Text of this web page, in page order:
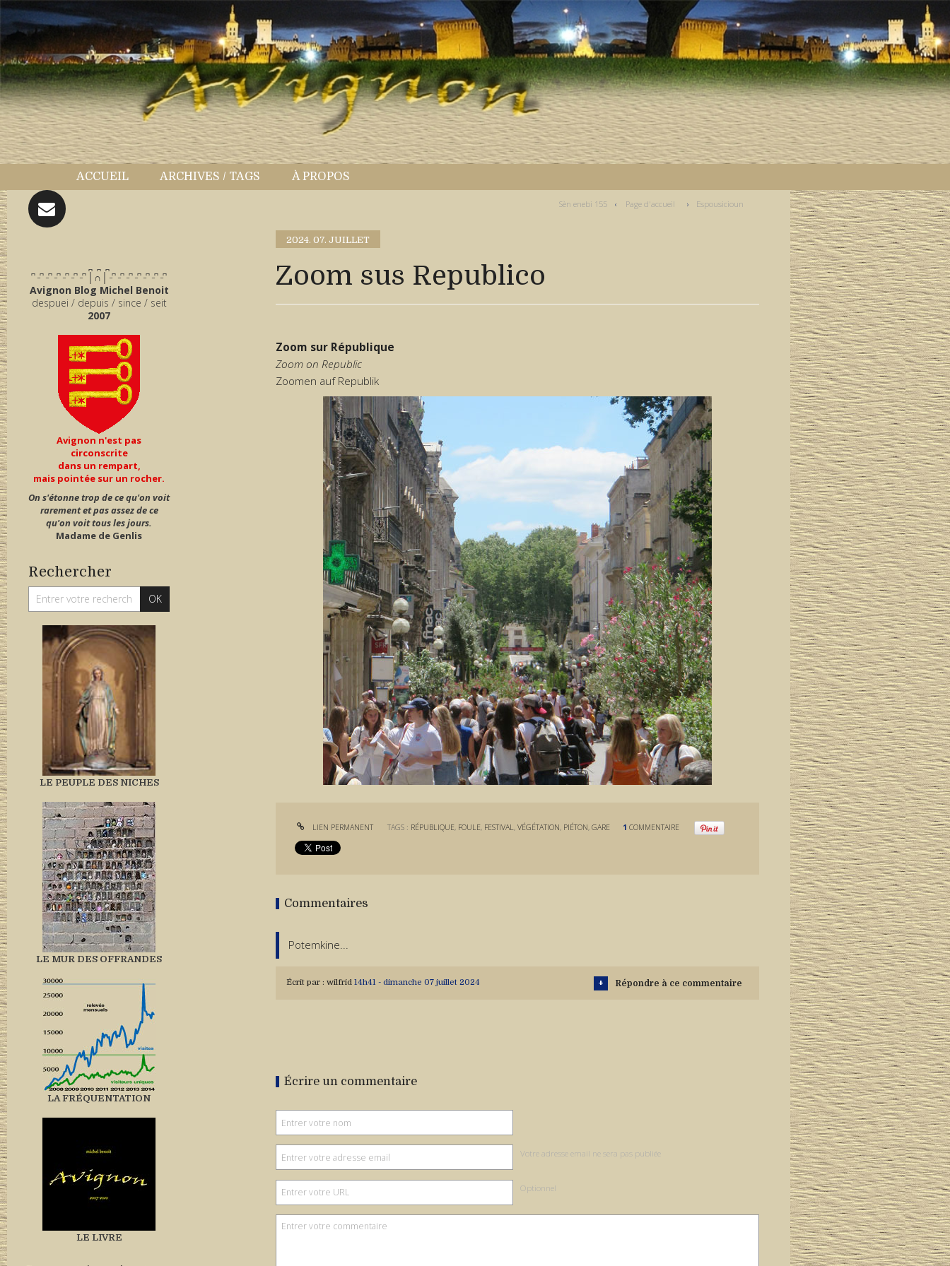
ACCUEIL ARCHIVES / TAGS À PROPOS
͆ ̵ ͆ ̵ ͆ ̵ ͆ ̵ ͆ ̵ ͆ ̵ ͆ │∩│ ̵ ͆ ̵ ͆ ̵ ͆ ̵ ͆ ̵ ͆ ̵ ͆ ̵ ͆
Avignon Blog Michel Benoit
despuei / depuis / since / seit
2007
Avignon n'est pas
circonscrite
dans un rempart,
mais pointée sur un rocher.
On s'étonne trop de ce qu'on voit
rarement et pas assez de ce
qu'on voit tous les jours.
Madame de Genlis
Rechercher
LE PEUPLE DES NICHES
LE MUR DES OFFRANDES
LA FRÉQUENTATION
LE LIVRE
Sèn enebi 155 Page d'accueil Espousicioun
2024. 07. JUILLET
Zoom sus Republico
Zoom sur République
Zoom on Republic
Zoomen auf Republik
LIEN PERMANENT TAGS : RÉPUBLIQUE, FOULE, FESTIVAL,VÉGÉTATION, PIÉTON,GARE 1 COMMENTAIRE
Commentaires
Potemkine...
Écrit par : wilfrid 14h41 - dimanche 07 juillet 2024 Répondre à ce commentaire
Écrire un commentaire
Votre adresse email ne sera pas publiée
Optionnel